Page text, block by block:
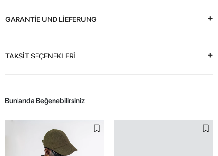
GARANTİE UND LİEFERUNG
TAKSİT SEÇENEKLERİ
Bunlarıda Beğenebilirsiniz